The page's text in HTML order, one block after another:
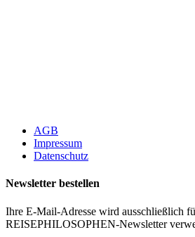
AGB
Impressum
Datenschutz
Newsletter bestellen
Ihre E-Mail-Adresse wird ausschließlich
REISEPHILOSOPHEN-Newsletter